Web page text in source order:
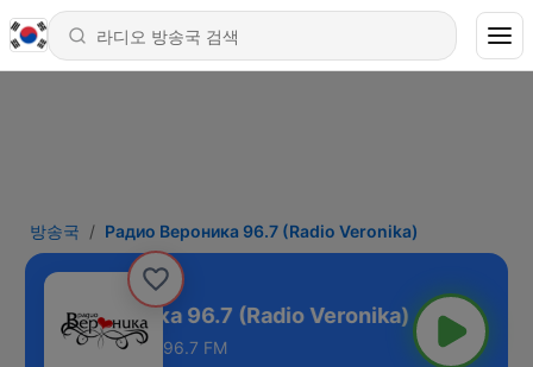
방송국 Радио Вероника 96.7 (Radio Veronika)
Вероника 96.7 (Radio Veronika)
96.7 FM